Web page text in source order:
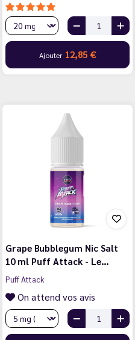
Ajouter 12,85 €
Grape Bubblegum Nic Salt
10 ml Puff Attack - Le…
Puff Attack
On attend vos avis